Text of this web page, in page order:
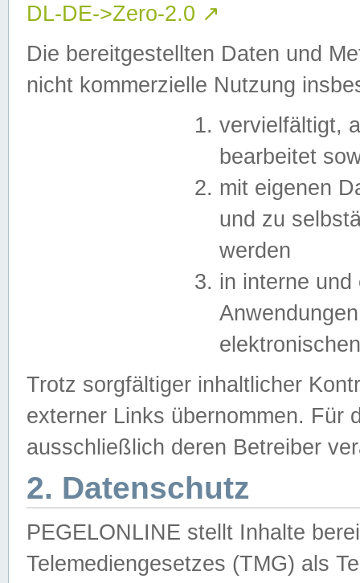
DL-DE->Zero-2.0 ↗
Die bereitgestellten Daten und
nicht kommerzielle Nutzung
vervielfältigt,
bearbeitet
mit eigenen
und zu
werden
in interne
Trotz sorgfältiger inhaltlicher
externer Links übernommen. Für
ausschließlich deren Betreiber
2. Datenschutz
PEGELONLINE stellt Inhalte
Telemediengesetzes (TMG) als